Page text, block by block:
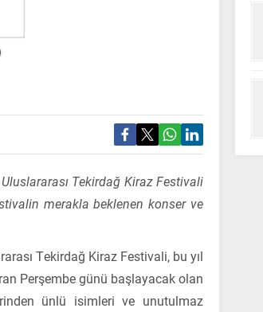
Uluslararası Tekirdağ Kiraz Festivali
merakla beklenen konser ve
Tekirdağ Kiraz Festivali, bu yıl
Perşembe günü başlayacak olan
ünlü isimleri ve unutulmaz